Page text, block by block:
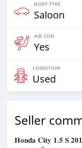
BODY TYPE
Saloon
AIR CON
Yes
CONDITION
Used
Seller
𝐇𝐨𝐧𝐝𝐚 𝐂𝐢𝐭𝐲 𝟏.𝟓 𝐒